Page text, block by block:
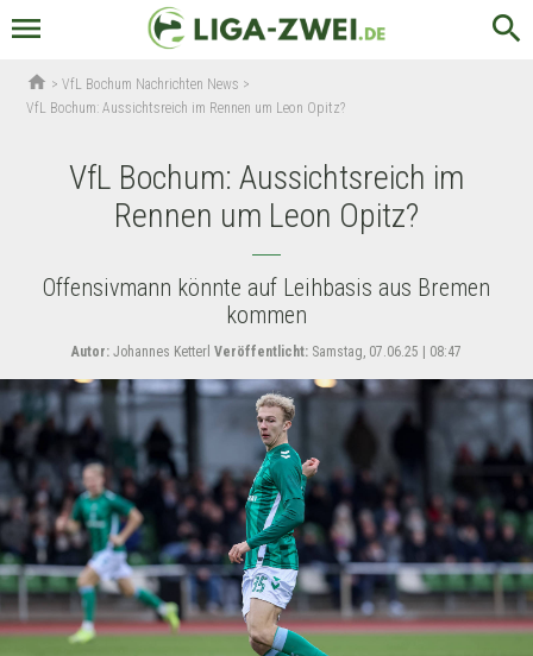
menu search
home >VfL Bochum Nachrichten News >
VfL Bochum: Aussichtsreich im Rennen um Leon Opitz?
VfL Bochum: Aussichtsreich im
Rennen um Leon Opitz?
Offensivmann könnte auf Leihbasis aus Bremen
kommen
Autor: Johannes Ketterl Veröffentlicht: Samstag, 07.06.25 | 08:47